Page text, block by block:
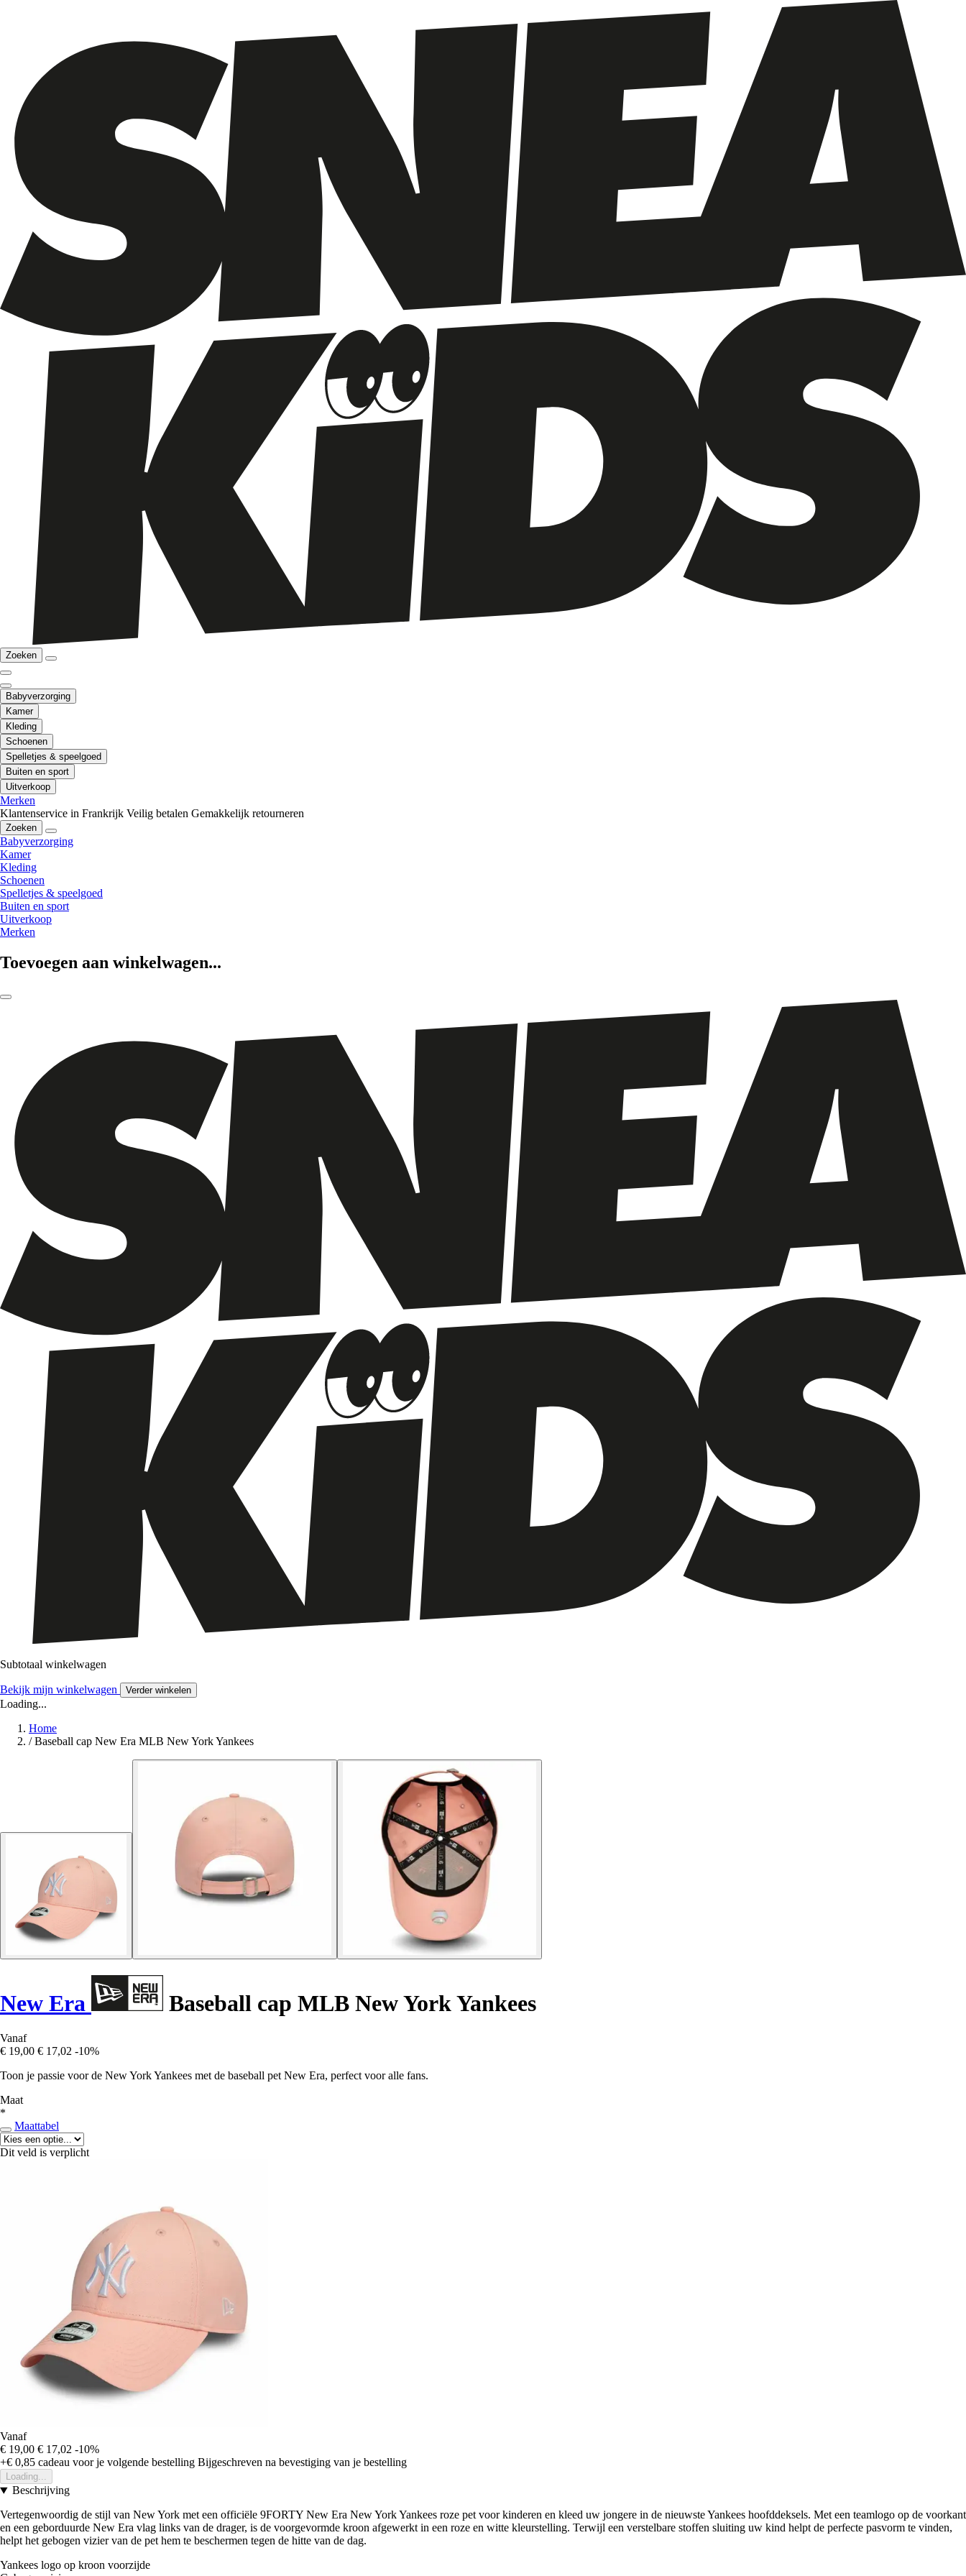
Zoeken
Babyverzorging
Kamer
Kleding
Schoenen
Spelletjes & speelgoed
Buiten en sport
Uitverkoop
Merken
Klantenservice in Frankrijk Veilig betalen Gemakkelijk retourneren
Zoeken
Babyverzorging
Kamer
Kleding
Schoenen
Spelletjes & speelgoed
Buiten en sport
Uitverkoop
Merken
Toevoegen aan winkelwagen...
Subtotaal winkelwagen
Bekijk mijn winkelwagen Verder winkelen
Loading...
Home
/ Baseball cap New Era MLB New York Yankees
New Era Baseball cap MLB New York Yankees
Vanaf
€ 19,00 € 17,02 -10%
Toon je passie voor de New York Yankees met de baseball pet New Era, perfect voor alle fans.
Maat
*
Maattabel
Dit veld is verplicht
Vanaf
€ 19,00 € 17,02 -10%
+€ 0,85 cadeau voor je volgende bestelling Bijgeschreven na bevestiging van je bestelling
Loading...
Beschrijving
Vertegenwoordig de stijl van New York met een officiële 9FORTY New Era New York Yankees roze pet voor kinderen en kleed uw jongere in de nieuwste Yankees hoofddeksels. Met een teamlogo op de voorkant
en een geborduurde New Era vlag links van de drager, is de voorgevormde kroon afgewerkt in een roze en witte kleurstelling. Terwijl een verstelbare stoffen sluiting uw kind helpt de perfecte pasvorm te vinden,
helpt het gebogen vizier van de pet hem te beschermen tegen de hitte van de dag.
Yankees logo op kroon voorzijde